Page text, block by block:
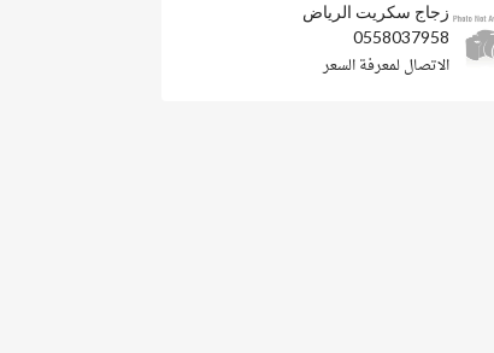
زجاج سكريت الرياض
0558037958
الاتصال لمعرفة السعر